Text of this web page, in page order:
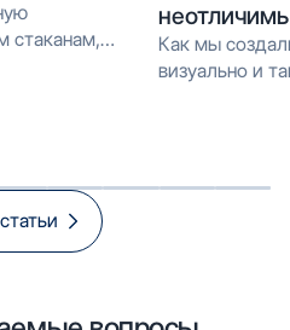
Как мы
визуально и тактильно неотличимое от